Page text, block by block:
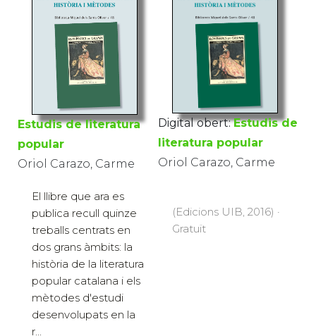
Estudis de literatura
popular
Oriol Carazo, Carme
El llibre que ara es
publica recull quinze
treballs centrats en
dos grans àmbits: la
història de la literatura
popular catalana i els
mètodes d'estudi
desenvolupats en la
r...
Digital obert: Estudis de
literatura popular
Oriol Carazo, Carme
(Edicions UIB, 2016) ·
Gratuït